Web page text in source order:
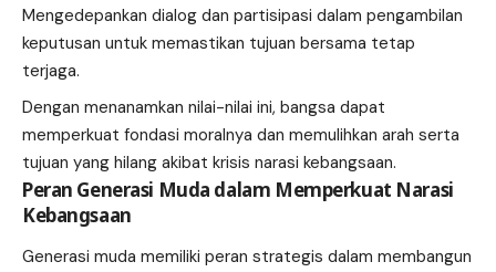
Mengedepankan dialog dan partisipasi dalam pengambilan
keputusan untuk memastikan tujuan bersama tetap
terjaga.
Dengan menanamkan nilai-nilai ini, bangsa dapat
memperkuat fondasi moralnya dan memulihkan arah serta
tujuan yang hilang akibat krisis narasi kebangsaan.
Peran Generasi Muda dalam Memperkuat Narasi
Kebangsaan
Generasi muda memiliki peran strategis dalam membangun